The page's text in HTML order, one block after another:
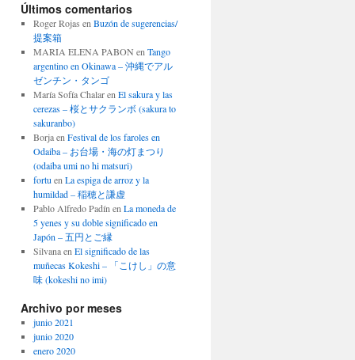
Últimos comentarios
Roger Rojas en Buzón de sugerencias/
提案箱
MARIA ELENA PABON en Tango
argentino en Okinawa – 沖縄でアル
ゼンチン・タンゴ
María Sofía Chalaren El sakura y las
cerezas – 桜とサクランボ (sakura to
sakuranbo)
Borjaen Festival de los faroles en
Odaiba – お台場・海の灯まつり
(odaiba umi no hi matsuri)
fortu en La espiga de arroz y la
humildad – 稲穂と謙虚
Pablo Alfredo Padín en La moneda de
5 yenes y su doble significado en
Japón – 五円とご縁
Silvanaen El significado de las
muñecas Kokeshi – 「こけし」の意
味 (kokeshi no imi)
Archivo por meses
junio 2021
junio 2020
enero 2020